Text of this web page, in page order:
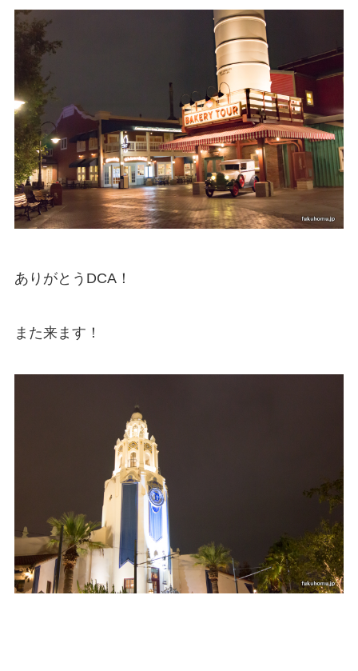
ありがとうDCA！
また来ます！